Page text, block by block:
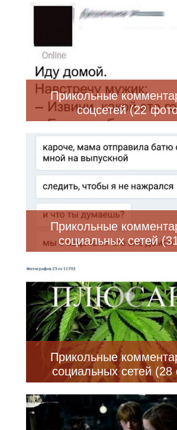
Прикольные
соцсетей (22
Прикольные
социальных сетей
Прикольные
социальных сетей (28